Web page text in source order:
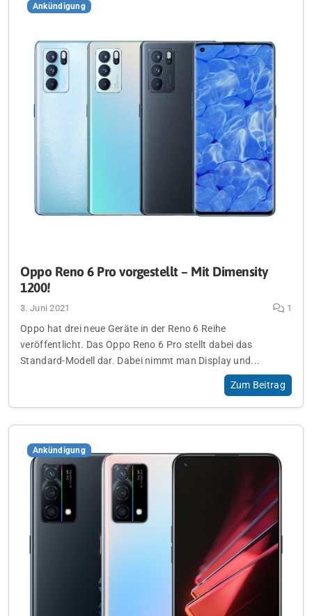
Ankündigung
Oppo Reno 6 Pro vorgestellt – Mit Dimensity
1200!
3. Juni 2021 1
Oppo hat drei neue Geräte in der Reno 6 Reihe
veröffentlicht. Das Oppo Reno 6 Pro stellt dabei das
Standard-Modell dar. Dabei nimmt man Display und...
Zum Beitrag
Ankündigung